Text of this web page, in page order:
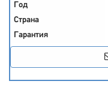
Год
Страна
Гарантия